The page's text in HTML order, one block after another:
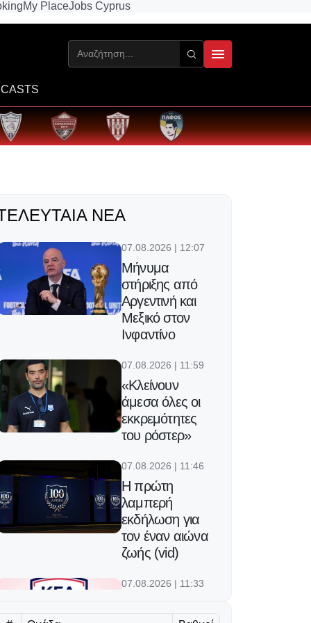
My PlaceJobs Cyprus
ΝΈΑ
07.08.2026 | 12:07
Μήνυμα
στήριξης από
Αργεντινή και
Μεξικό στον
Ινφαντίνο
07.08.2026 | 11:59
«Κλείνουν
άμεσα όλες οι
εκκρεμότητες
του ρόστερ»
07.08.2026 | 11:46
Η πρώτη
λαμπερή
εκδήλωση για
τον έναν αιώνα
ζωής (vid)
07.08.2026 | 11:33